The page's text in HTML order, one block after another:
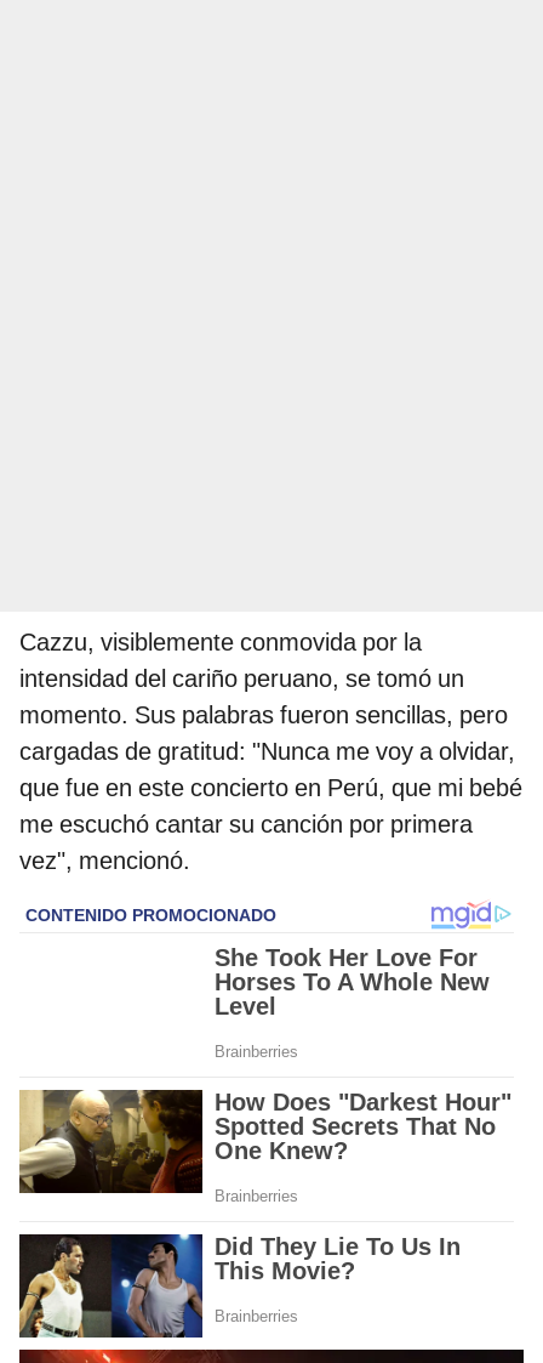
Cazzu, visiblemente conmovida por la
intensidad del cariño peruano, se tomó un
momento. Sus palabras fueron sencillas, pero
cargadas de gratitud: "Nunca me voy a olvidar,
que fue en este concierto en Perú, que mi bebé
me escuchó cantar su canción por primera
vez", mencionó.